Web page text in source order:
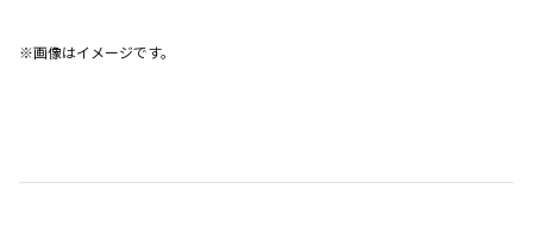
※画像はイメージです。